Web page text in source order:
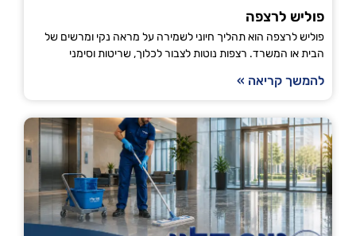
פוליש לרצפה
פוליש לרצפה הוא תהליך חיוני לשמירה על מראה נקי ומרשים של
הבית או המשרד. רצפות נוטות לצבור לכלוך, שריטות וסימני
להמשך קריאה »